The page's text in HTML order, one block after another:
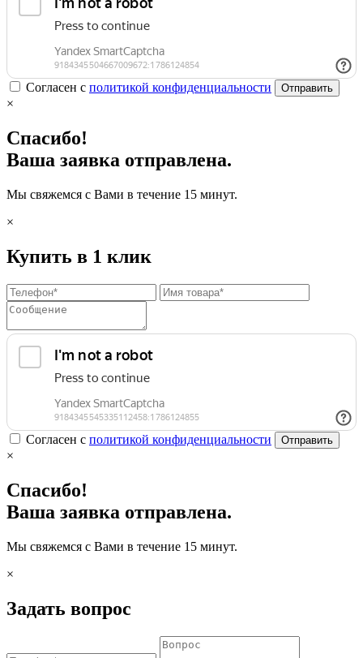
Согласен с политикой конфиденциальности Отправить
×
Спасибо!
Ваша заявка отправлена.
Мы свяжемся с Вами в течение 15 минут.
×
Купить в 1 клик
Согласен с политикой конфиденциальности Отправить
×
Спасибо!
Ваша заявка отправлена.
Мы свяжемся с Вами в течение 15 минут.
×
Задать вопрос